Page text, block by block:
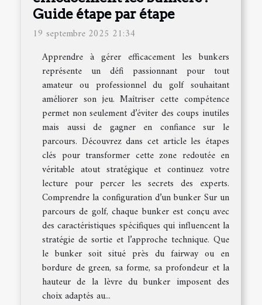
Guide étape par étape
19 septembre 2025 21:34
Apprendre à gérer efficacement les bunkers
représente un défi passionnant pour tout
amateur ou professionnel du golf souhaitant
améliorer son jeu. Maîtriser cette compétence
permet non seulement d’éviter des coups inutiles
mais aussi de gagner en confiance sur le
parcours. Découvrez dans cet article les étapes
clés pour transformer cette zone redoutée en
véritable atout stratégique et continuez votre
lecture pour percer les secrets des experts.
Comprendre la configuration d’un bunker Sur un
parcours de golf, chaque bunker est conçu avec
des caractéristiques spécifiques qui influencent la
stratégie de sortie et l’approche technique. Que
le bunker soit situé près du fairway ou en
bordure de green, sa forme, sa profondeur et la
hauteur de la lèvre du bunker imposent des
choix adaptés au...